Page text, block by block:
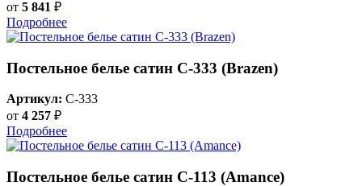
от 5 841 ₽
Подробнее
Постельное белье сатин С-333 (Brazen)
Артикул: C-333
от 4 257 ₽
Подробнее
Постельное белье сатин С-113 (Amance)